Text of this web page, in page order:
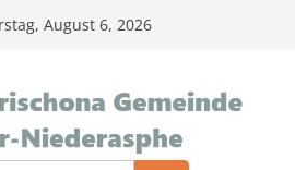
August 6, 2026